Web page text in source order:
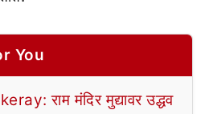
You
राम मंदिर मुद्यावर उद्धव